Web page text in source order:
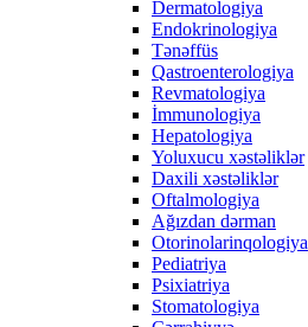
Dermatologiya
Endokrinologiya
Tənəffüs
Qastroenterologiya
Revmatologiya
İmmunologiya
Hepatologiya
Yoluxucu xəstəliklər
Daxili xəstəliklər
Oftalmologiya
Ağızdan dərman
Otorinolarinqologiya
Pediatriya
Psixiatriya
Stomatologiya